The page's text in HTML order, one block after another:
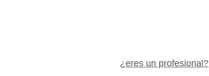
¿eres un profesional?